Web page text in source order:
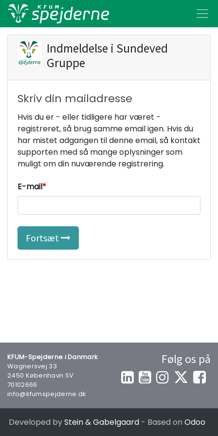
Indmeldelse i Sundeved
Gruppe
Skriv din mailadresse
Hvis du er - eller tidligere har været -
registreret, så brug samme email igen. Hvis du
har mistet adgangen til denne email, så kontakt
supporten med så mange oplysninger som
muligt om din nuværende registrering.
E-mail
Fortsæt
KFUM-Spejderne i Danmark
Wagnersvej 33
2450 København SV
70102666
info@kfumspejderne.dk
Følg os på
Developed byStein & Gabelgaard - Based on Odoo